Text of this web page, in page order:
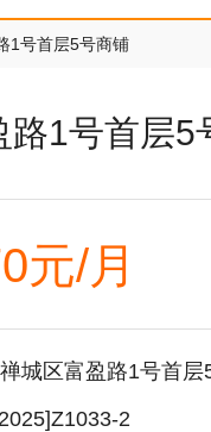
1号首层5号商铺
1号首层5
元/月
城区富盈路1号首层
2